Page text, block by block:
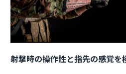
射撃時の操作性と指先の感覚を